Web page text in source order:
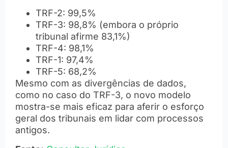
TRF-2: 99,5%
TRF-3: 98,8% (embora o próprio
tribunal afirme 83,1%)
TRF-4: 98,1%
TRF-1: 97,4%
TRF-5: 68,2%
Mesmo com as divergências de dados,
como no caso do TRF-3, o novo modelo
mostra-se mais eficaz para aferir o esforço
geral dos tribunais em lidar com processos
antigos.